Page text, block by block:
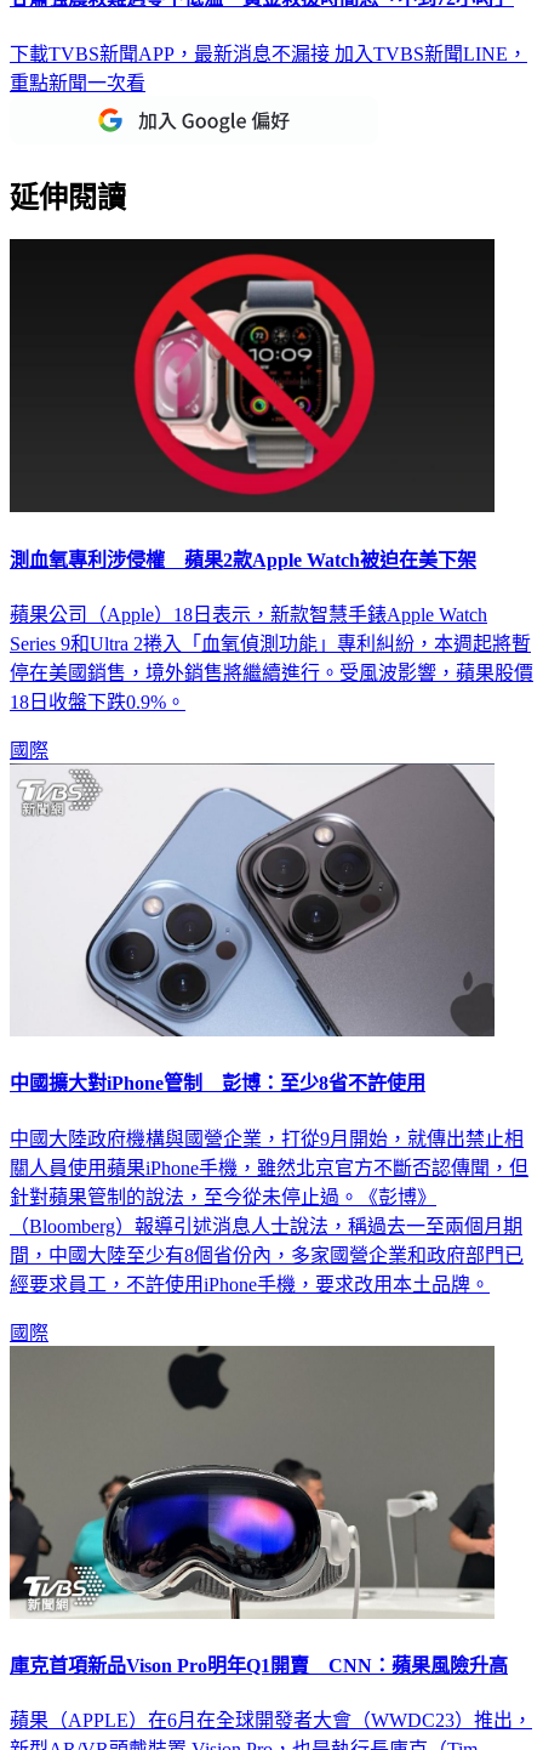
下載TVBS新聞APP，最新消息不漏接 加入TVBS新聞LINE，
重點新聞一次看
延伸閱讀
測血氧專利涉侵權 蘋果2款Apple Watch被迫在美下架
蘋果公司（Apple）18日表示，新款智慧手錶Apple Watch
Series 9和Ultra 2捲入「血氧偵測功能」專利糾紛，本週起將暫
停在美國銷售，境外銷售將繼續進行。受風波影響，蘋果股價
18日收盤下跌0.9%。
國際
中國擴大對iPhone管制 彭博：至少8省不許使用
中國大陸政府機構與國營企業，打從9月開始，就傳出禁止相
關人員使用蘋果iPhone手機，雖然北京官方不斷否認傳聞，但
針對蘋果管制的說法，至今從未停止過。《彭博》
（Bloomberg）報導引述消息人士說法，稱過去一至兩個月期
間，中國大陸至少有8個省份內，多家國營企業和政府部門已
經要求員工，不許使用iPhone手機，要求改用本土品牌。
國際
庫克首項新品Vison Pro明年Q1開賣 CNN：蘋果風險升高
蘋果（APPLE）在6月在全球開發者大會（WWDC23）推出，